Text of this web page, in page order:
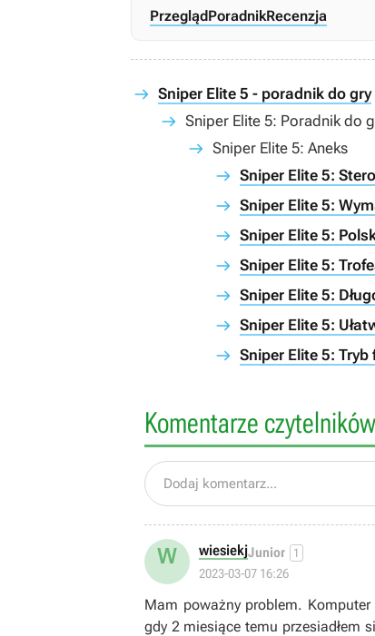
PrzeglądPoradnikRecenzja
Sniper Elite 5 - poradnik do gry
Sniper Elite 5: Poradnik do
Sniper Elite 5: Aneks
Sniper Elite 5:
Sniper Elite 5:
Sniper Elite 5:
Sniper Elite 5:
Sniper Elite 5:
Sniper Elite 5:
Sniper Elite 5:
Komentarze czytelników
Dodaj komentarz...
W wiesiekjJunior 1
2023-03-07 16:26
Mam poważny problem.
gdy 2 miesiące temu przesiadłem